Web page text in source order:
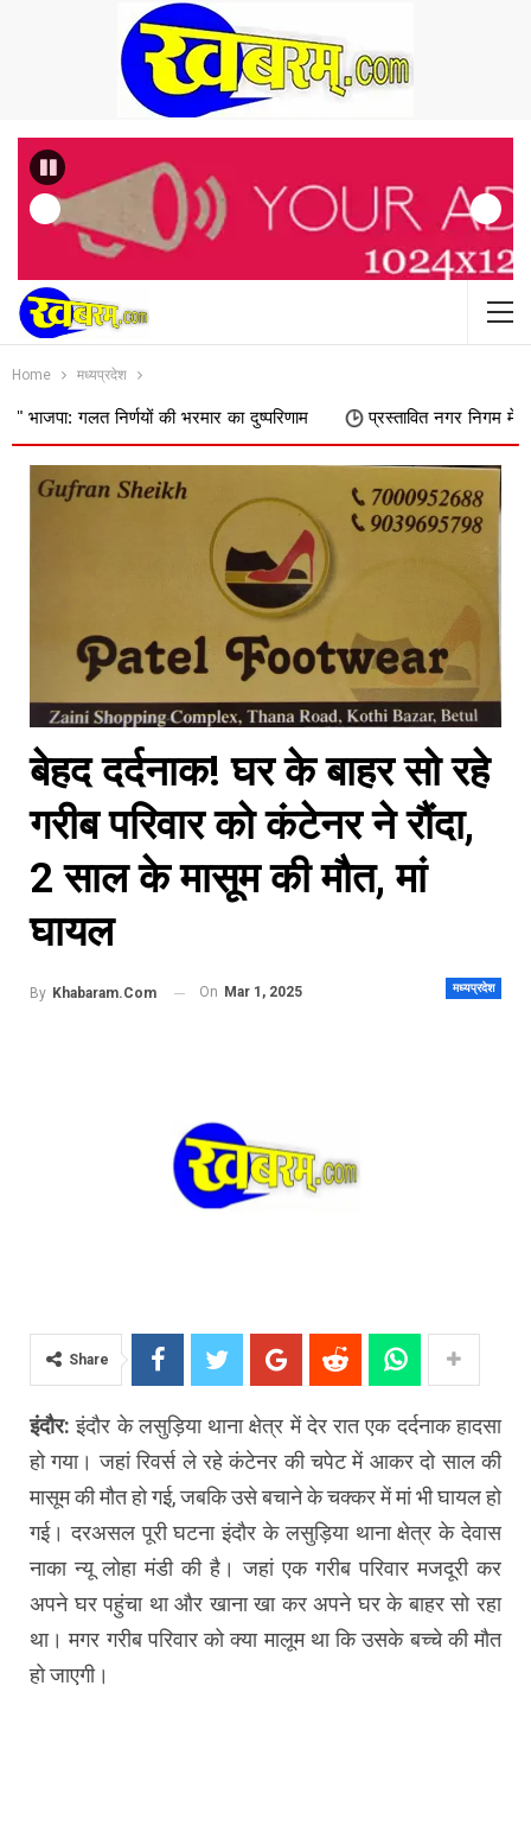
Previous
Home मध्यप्रदेश
की भरमार का दुष्परिणाम प्रस्तावित नगर निगम में शामिल किए
बेहद दर्दनाक! घर के बाहर सो रहे
गरीब परिवार को कंटेनर ने रौंदा,
2 साल के मासूम की मौत, मां
घायल
मध्यप्रदेश
By Khabaram.Com On Mar 1, 2025
Share
इंदौर: इंदौर के लसुड़िया थाना क्षेत्र में देर रात एक दर्दनाक हादसा
हो गया। जहां रिवर्स ले रहे कंटेनर की चपेट में आकर दो साल की
मासूम की मौत हो गई, जबकि उसे बचाने के चक्कर में मां भी घायल हो
गई। दरअसल पूरी घटना इंदौर के लसुड़िया थाना क्षेत्र के देवास
नाका न्यू लोहा मंडी की है। जहां एक गरीब परिवार मजदूरी कर
अपने घर पहुंचा था और खाना खा कर अपने घर के बाहर सो रहा
था। मगर गरीब परिवार को क्या मालूम था कि उसके बच्चे की मौत
हो जाएगी।